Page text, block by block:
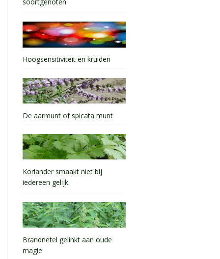
soortgenoten
Hoogsensitiviteit en kruiden
De aarmunt of spicata munt
Koriander smaakt niet bij
iedereen gelijk
Brandnetel gelinkt aan oude
magie